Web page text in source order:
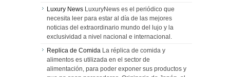
Luxury News LuxuryNews es el periódico que
necesita leer para estar al día de las mejores
noticias del extraordinario mundo del lujo y la
exclusividad a nivel nacional e internacional.
Replica de Comida La réplica de comida y
alimentos es utilizada en el sector de
alimentación, para poder exponer sus productos y